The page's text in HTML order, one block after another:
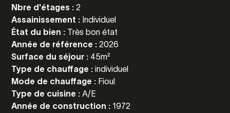
Nbre d'étages :2
Assainissement : Individuel
État du bien : Très bon état
Année de référence :2026
Surface du séjour : 45m²
Type de chauffage :individuel
Mode de chauffage : Fioul
Type de cuisine :A/E
Année de construction : 1972